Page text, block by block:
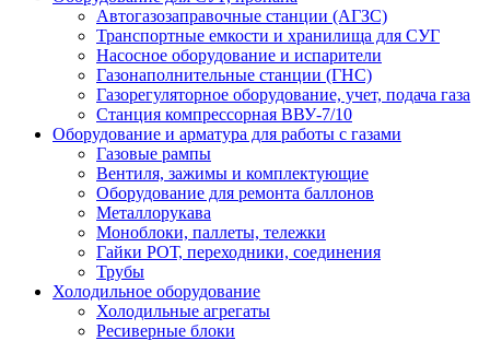
Автогазозаправочные станции (АГЗС)
Транспортные емкости и хранилища для СУГ
Насосное оборудование и испарители
Газонаполнительные станции (ГНС)
Газорегуляторное оборудование, учет, подача газа
Станция компрессорная ВВУ-7/10
Оборудование и арматура для работы с газами
Газовые рампы
Вентиля, зажимы и комплектующие
Оборудование для ремонта баллонов
Металлорукава
Моноблоки, паллеты, тележки
Гайки РОТ, переходники, соединения
Трубы
Холодильное оборудование
Холодильные агрегаты
Ресиверные блоки